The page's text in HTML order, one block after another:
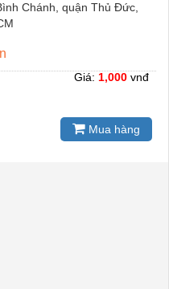
Chánh, quận Thủ Đức,
Giá: 1,000 vnđ
Mua hàng